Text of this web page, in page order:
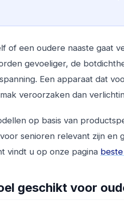
of een oudere naaste gaat
gevoeliger, de
Een apparaat dat
veroorzaken dan
op basis van
senioren relevant zijn en
vindt u op onze pagina
geschikt voor